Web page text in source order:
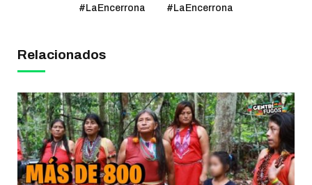
#LaEncerrona
#LaEncerrona
Relacionados